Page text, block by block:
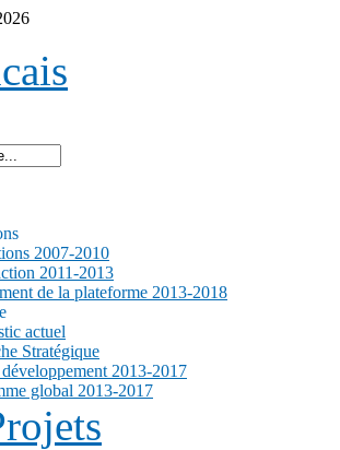
2007-2010
2011-2013
de la plateforme 2013-2018
actuel
Stratégique
2013-2017
global 2013-2017